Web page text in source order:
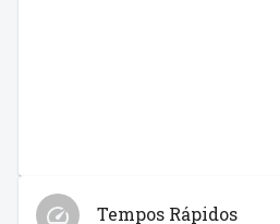
Tempos Rápidos